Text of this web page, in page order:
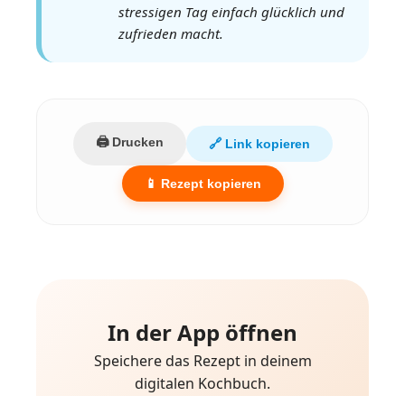
stressigen Tag einfach glücklich und
zufrieden macht.
🖨️ Drucken 🔗 Link kopieren
📱 Rezept kopieren
In der App öffnen
Speichere das Rezept in deinem
digitalen Kochbuch.